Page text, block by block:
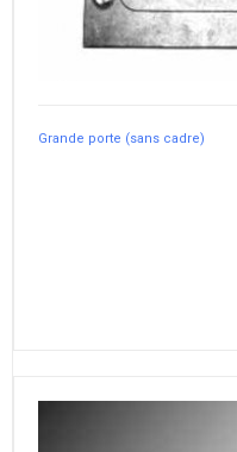
Grande porte (sans cadre)